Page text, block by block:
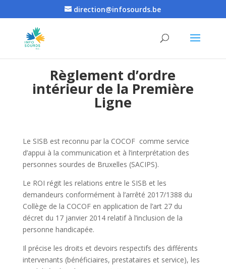
direction@infosourds.be
Règlement d’ordre
intérieur de la Première
Ligne
Le SISB est reconnu par la COCOF comme service
d’appui à la communication et à l’interprétation des
personnes sourdes de Bruxelles (SACIPS).
Le ROI régit les relations entre le SISB et les
demandeurs conformément à l’arrêté 2017/1388 du
Collège de la COCOF en application de l’art 27 du
décret du 17 janvier 2014 relatif à l’inclusion de la
personne handicapée.
Il précise les droits et devoirs respectifs des différents
intervenants (bénéficiaires, prestataires et service), les